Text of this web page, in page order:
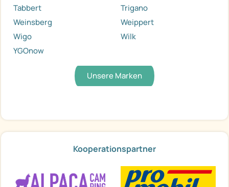
Tabbert
Trigano
Weinsberg
Weippert
Wigo
Wilk
YGOnow
Unsere Marken
Kooperationspartner